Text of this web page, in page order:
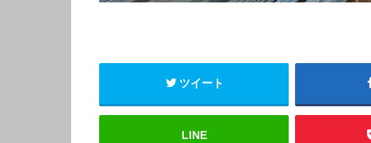
ツイート
LINE